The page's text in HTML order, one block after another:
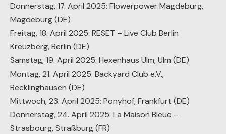
Donnerstag, 17. April 2025: Flowerpower Magdeburg,
Magdeburg (DE)
Freitag, 18. April 2025: RESET – Live Club Berlin
Kreuzberg, Berlin (DE)
Samstag, 19. April 2025: Hexenhaus Ulm, Ulm (DE)
Montag, 21. April 2025: Backyard Club e.V.,
Recklinghausen (DE)
Mittwoch, 23. April 2025: Ponyhof, Frankfurt (DE)
Donnerstag, 24. April 2025: La Maison Bleue –
Strasbourg, Straßburg (FR)